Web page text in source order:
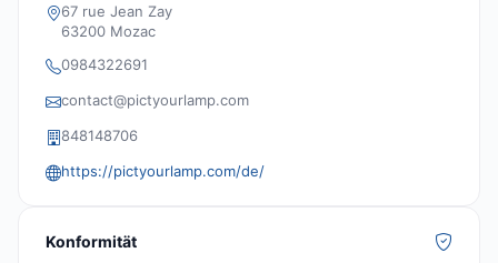
67 rue Jean Zay
63200 Mozac
0984322691
contact@pictyourlamp.com
848148706
https://pictyourlamp.com/de/
Konformität